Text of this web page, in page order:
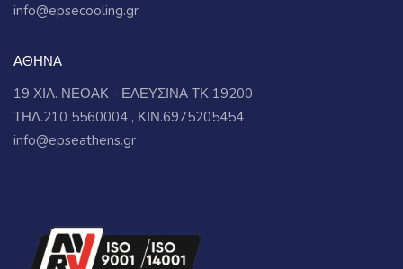
info@epsecooling.gr
ΑΘΗΝΑ
19 ΧΙΛ. ΝΕΟΑΚ - ΕΛΕΥΣΙΝΑ ΤΚ 19200
ΤΗΛ.210 5560004 , ΚΙΝ.6975205454
info@epseathens.gr